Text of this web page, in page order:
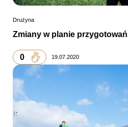
Drużyna
Zmiany w planie przygotowań
0 19.07.2020